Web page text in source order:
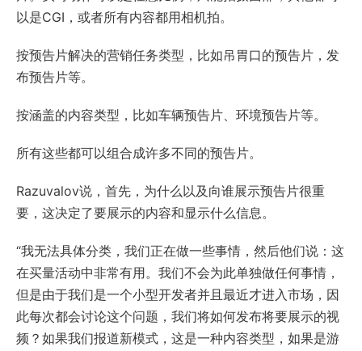
以是CGI，或者所有内容都用相机拍。
按预告片解决的营销任务类型，比如吊胃口的预告片，发
布预告片等。
按涵盖的内容类型，比如车辆预告片、环境预告片等。
所有这些都可以组合成许多不同的预告片。
Razuvalov说，首先，为什么以及向谁展示预告片很重
要，这决定了要展示的内容和显示什么信息。
“我无法具体分类，我们正在做一些事情，然后他们说：这
在买量活动中非常有用。我们不会为此单独做任何事情，
但是由于我们是一个小型开发者并且最近才进入市场，因
此每次都会讨论这个问题，我们将如何发布将要展示的视
频？如果我们报道新模式，这是一种内容类型，如果是游